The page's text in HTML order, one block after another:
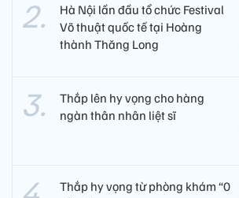
Hà Nội lần đầu tổ chức Festival
Võ thuật quốc tế tại Hoàng
thành Thăng Long
Thắp lên hy vọng cho hàng
ngàn thân nhân liệt sĩ
Thắp hy vọng từ phòng khám “0